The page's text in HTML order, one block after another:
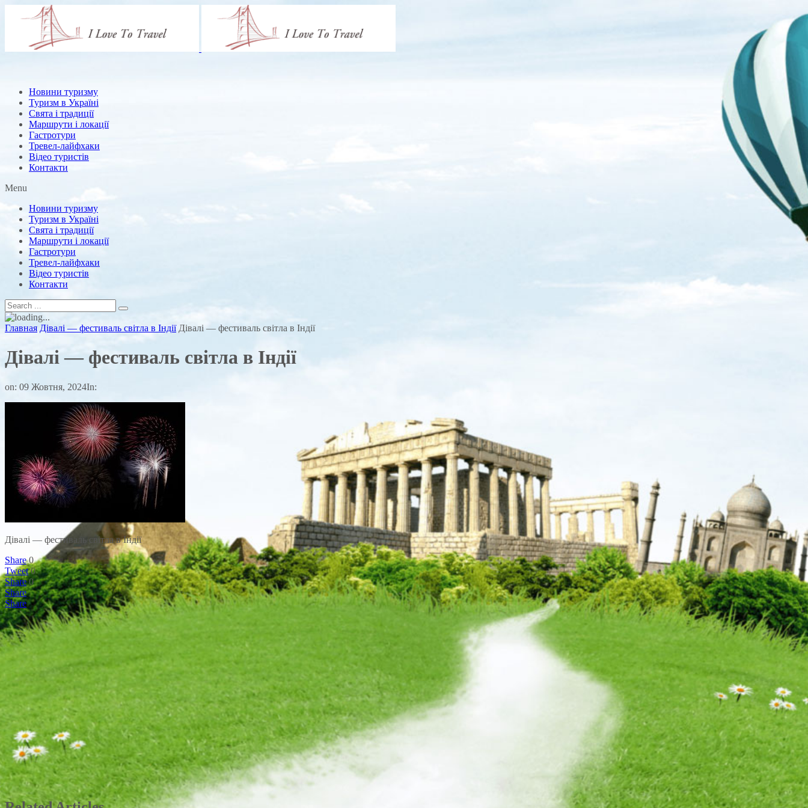
Новини туризму
Туризм в Україні
Свята і традиції
Маршрути і локації
Гастротури
Тревел-лайфхаки
Відео туристів
Контакти
Menu
Новини туризму
Туризм в Україні
Свята і традиції
Маршрути і локації
Гастротури
Тревел-лайфхаки
Відео туристів
Контакти
Главная Дівалі — фестиваль світла в Індії Дівалі — фестиваль світла в Індії
Дівалі — фестиваль світла в Індії
on: 09 Жовтня, 2024In:
Дівалі — фестиваль світла в Індії
Share 0
Tweet 0
Share 0
Share
Share